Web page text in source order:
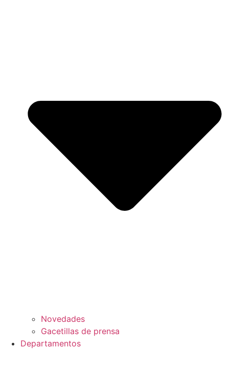
Novedades
Gacetillas de prensa
Departamentos